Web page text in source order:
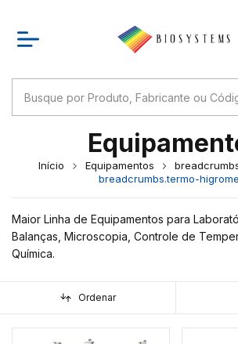
Início Equipamentos
breadcrumbs.termo-
Maior Linha de Equipamentos para
Balanças, Microscopia, Controle de
Química.
Ordenar